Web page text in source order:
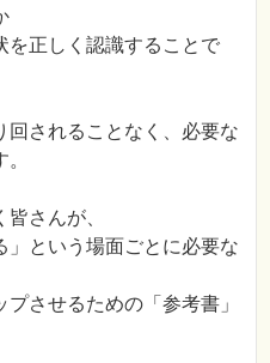
を正しく認識することで
回されることなく、必要な
さんが、
」という場面ごとに必要な
させるための「参考書」